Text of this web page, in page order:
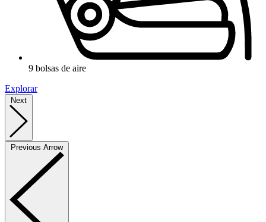
9 bolsas de aire
Explorar
Next
Previous Arrow